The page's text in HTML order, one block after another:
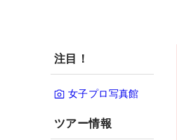
注目！
女子プロ写真館
ツアー情報